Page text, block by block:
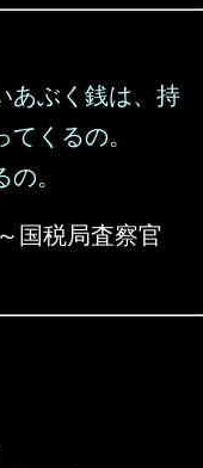
あぶく銭は、持
くるの。
。
国税局査察官